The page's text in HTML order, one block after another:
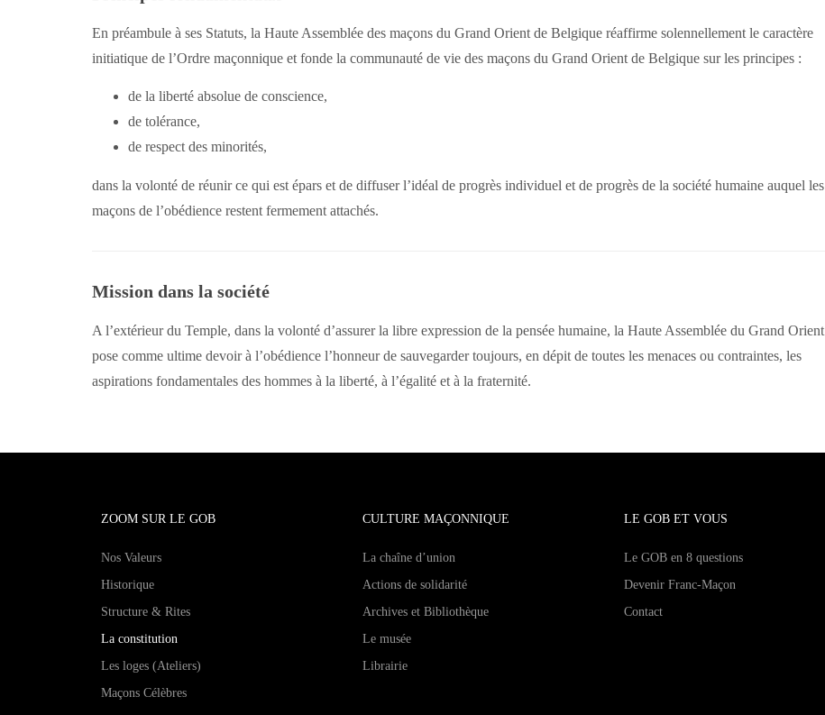
En préambule à ses Statuts, la Haute Assemblée des maçons du Grand Orient de Belgique réaffirme solennellement le caractère
initiatique de l’Ordre maçonnique et fonde la communauté de vie des maçons du Grand Orient de Belgique sur les principes :
de la liberté absolue de conscience,
de tolérance,
de respect des minorités,
dans la volonté de réunir ce qui est épars et de diffuser l’idéal de progrès individuel et de progrès de la société humaine auquel les
maçons de l’obédience restent fermement attachés.
Mission dans la société
A l’extérieur du Temple, dans la volonté d’assurer la libre expression de la pensée humaine, la Haute Assemblée du Grand Orient
pose comme ultime devoir à l’obédience l’honneur de sauvegarder toujours, en dépit de toutes les menaces ou contraintes, les
aspirations fondamentales des hommes à la liberté, à l’égalité et à la fraternité.
ZOOM SUR LE GOB
Nos Valeurs
Historique
Structure & Rites
La constitution
Les loges (Ateliers)
Maçons Célèbres
CULTURE MAÇONNIQUE
La chaîne d’union
Actions de solidarité
Archives et Bibliothèque
Le musée
Librairie
LE GOB ET VOUS
Le GOB en 8 questions
Devenir Franc-Maçon
Contact